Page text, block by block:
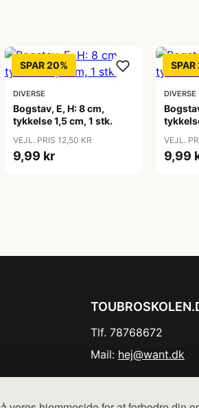
SPAR 20%
DIVERSE
Bogstav, E, H: 8 cm,
tykkelse 1,5 cm, 1 stk.
VEJL. PRIS 12,50 KR
9,99 kr
SPAR
DIVERSE
VEJL.
9,99
Tlf. 78768672
Mail: hej@want.dk